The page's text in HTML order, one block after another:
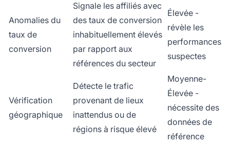
Anomalies du
taux de
conversion
Signale les affiliés avec
des taux de conversion
inhabituellement élevés
par rapport aux
références du secteur
Élevée -
révèle les
performances
suspectes
Vérification
géographique
Détecte le trafic
provenant de lieux
inattendus ou de
régions à risque élevé
Moyenne-
Élevée -
nécessite des
données de
référence